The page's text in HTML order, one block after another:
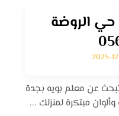
الروضة
2025-
عن معلم بويه بجدة
مبتكرة لمنزلك ...